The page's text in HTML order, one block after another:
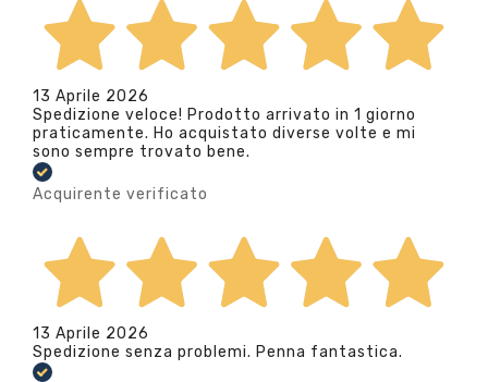
13 Aprile 2026
Spedizione veloce! Prodotto arrivato in 1 giorno
praticamente. Ho acquistato diverse volte e mi
sono sempre trovato bene.
Acquirente verificato
13 Aprile 2026
Spedizione senza problemi. Penna fantastica.